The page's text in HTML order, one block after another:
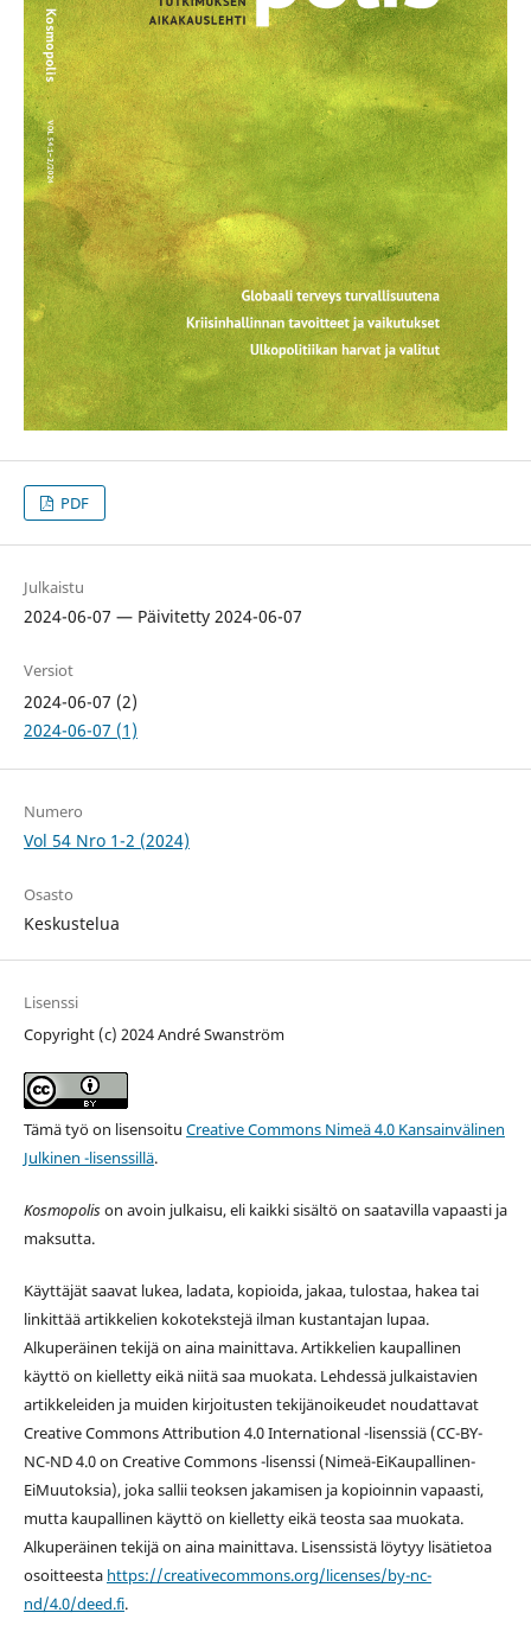
PDF
Julkaistu
2024-06-07 — Päivitetty 2024-06-07
Versiot
2024-06-07 (2)
2024-06-07 (1)
Numero
Vol 54 Nro 1-2 (2024)
Osasto
Keskustelua
Lisenssi
Copyright (c) 2024 André Swanström
Tämä työ on lisensoitu Creative Commons Nimeä 4.0 Kansainvälinen
Julkinen -lisenssillä.
Kosmopolison avoin julkaisu, eli kaikki sisältö on saatavilla vapaasti ja
maksutta.
Käyttäjät saavat lukea, ladata, kopioida, jakaa, tulostaa, hakea tai
linkittää artikkelien kokotekstejä ilman kustantajan lupaa.
Alkuperäinen tekijä on aina mainittava. Artikkelien kaupallinen
käyttö on kielletty eikä niitä saa muokata. Lehdessä julkaistavien
artikkeleiden ja muiden kirjoitusten tekijänoikeudet noudattavat
Creative Commons Attribution 4.0 International -lisenssiä (CC-BY-
NC-ND 4.0 on Creative Commons -lisenssi(Nimeä-EiKaupallinen-
EiMuutoksia), joka sallii teoksen jakamisen ja kopioinnin vapaasti,
mutta kaupallinen käyttö on kielletty eikä teosta saa muokata.
Alkuperäinen tekijä on aina mainittava. Lisenssistä löytyy lisätietoa
osoitteesta https://creativecommons.org/licenses/by-nc-
nd/4.0/deed.fi.